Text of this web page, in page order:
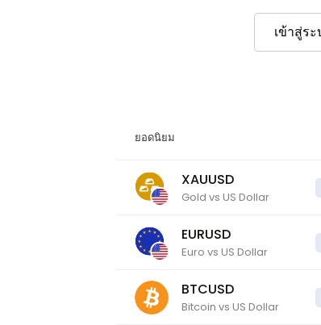
เข้าสู่ร
ยอดนิยม
XAUUSD
Gold vs US Dollar
EURUSD
Euro vs US Dollar
BTCUSD
Bitcoin vs US Dollar